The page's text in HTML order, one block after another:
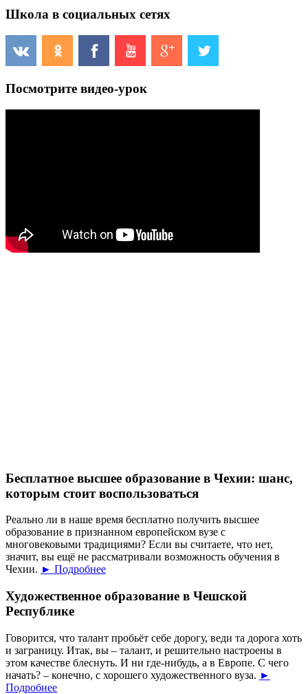
Школа в социальных сетях
Посмотрите видео-урок
Бесплатное высшее образование в Чехии: шанс,
которым стоит воспользоваться
Реально ли в наше время бесплатно получить высшее
образование в признанном европейском вузе с
многовековыми традициями? Если вы считаете, что нет,
значит, вы ещё не рассматривали возможность обучения в
Чехии. ► Подробнее
Художественное образование в Чешской
Республике
Говорится, что талант пробьёт себе дорогу, веди та дорога хоть
и заграницу. Итак, вы – талант, и решительно настроены в
этом качестве блеснуть. И ни где-нибудь, а в Европе. С чего
начать? – конечно, с хорошего художественного вуза. ►
Подробнее